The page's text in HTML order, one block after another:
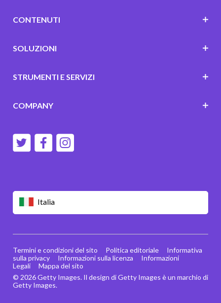
Italia
CONTENUTI
SOLUZIONI
STRUMENTI E SERVIZI
COMPANY
© 2026 Getty Images. Il design di Getty Images è un marchio di
Getty Images.
Termini e condizioni del sito Politica editoriale
Informativa
sulla privacy
Informazioni sulla licenza
Informazioni
Legali
Mappa del sito